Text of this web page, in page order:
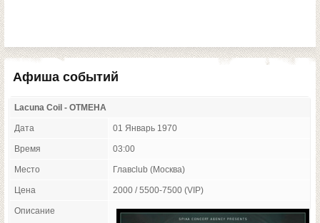
Афиша событий
Lacuna Coil - ОТМЕНА
Дата 01 Январь 1970
Время 03:00
Место Главclub (Москва)
Цена 2000 / 5500-7500 (VIP)
Описание